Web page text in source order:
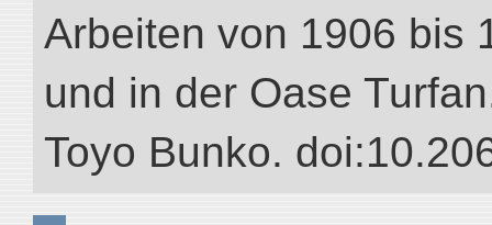
Arbeiten von 1906 bis
und in der Oase
Toyo Bunko.